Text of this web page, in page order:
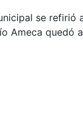
se
Ameca quedó